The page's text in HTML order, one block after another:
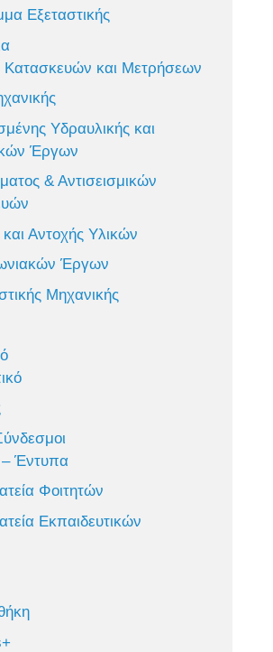
Εξεταστικής
Κατασκευών και Μετρήσεων
Υδραυλικής και
Έργων
& Αντισεισμικών
Αντοχής Υλικών
Έργων
Μηχανικής
– Έντυπα
Φοιτητών
Εκπαιδευτικών